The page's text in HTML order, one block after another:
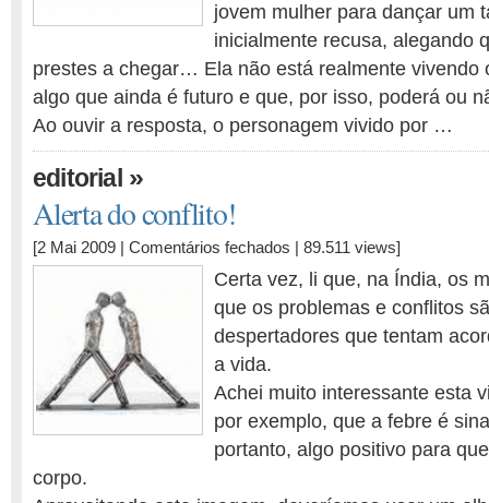
jovem mulher para dançar um
inicialmente recusa, alegando
prestes a chegar… Ela não está realmente vivendo
algo que ainda é futuro e que, por isso, poderá ou
Ao ouvir a resposta, o personagem vivido por …
editorial»
Alerta do conflito!
[2 Mai 2009 | Comentários fechados em
do
conflito!
| 89.511 views]
Certa vez, li que, na Índia, os
que os problemas e conflitos
despertadores que tentam
a vida.
Achei muito interessante esta
por exemplo, que a febre é
portanto, algo positivo para
corpo.